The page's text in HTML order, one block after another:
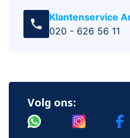
call
Klantenservice
020 - 626 56 11
Volg ons: